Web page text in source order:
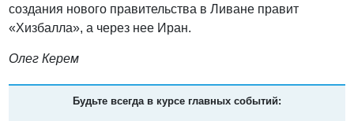
создания нового правительства в Ливане правит
«Хизбалла», а через нее Иран.
Олег Керем
Будьте всегда в курсе главных событий: